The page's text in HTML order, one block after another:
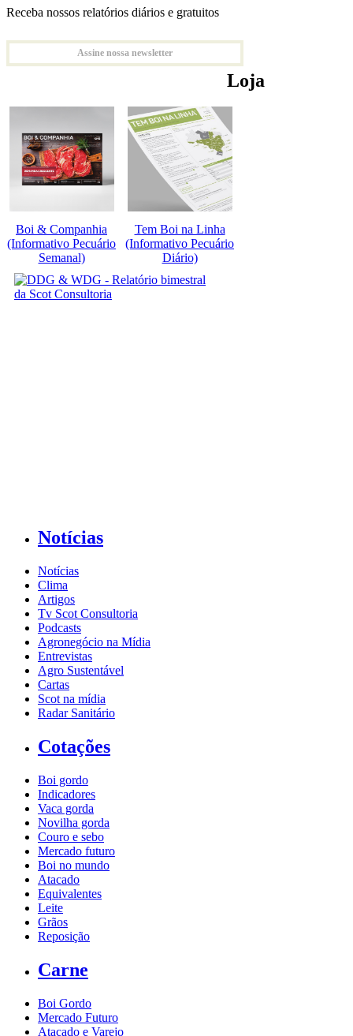
Receba nossos relatórios diários e gratuitos
Assine nossa newsletter
Loja
Boi & Companhia
(Informativo Pecuário
Semanal)
Tem Boi na Linha
(Informativo Pecuário
Diário)
Notícias
Notícias
Clima
Artigos
Tv Scot Consultoria
Podcasts
Agronegócio na Mídia
Entrevistas
Agro Sustentável
Cartas
Scot na mídia
Radar Sanitário
Cotações
Boi gordo
Indicadores
Vaca gorda
Novilha gorda
Couro e sebo
Mercado futuro
Boi no mundo
Atacado
Equivalentes
Leite
Grãos
Reposição
Carne
Boi Gordo
Mercado Futuro
Atacado e Varejo